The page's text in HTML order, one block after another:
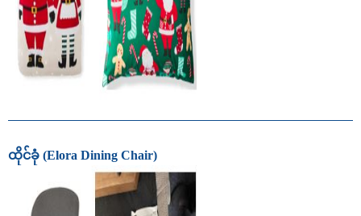
ထိုင်ခုံ (Elora Dining Chair)